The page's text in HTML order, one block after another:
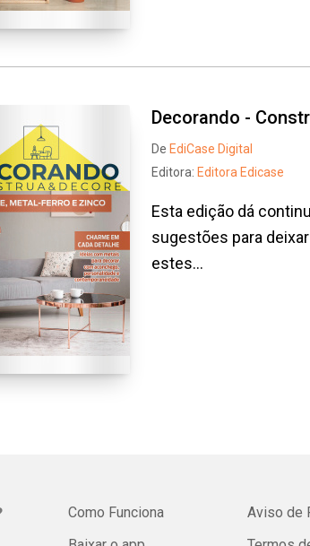
Decorando -
De EdiCase Digital
Editora: Editora Edicase
Esta edição dá
sugestões para
estes...
Como Funciona
Aviso de